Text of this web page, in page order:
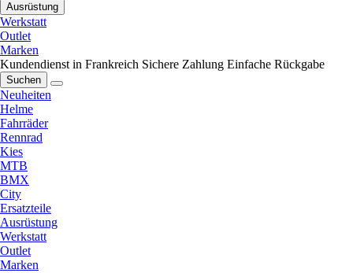
Ausrüstung
Werkstatt
Outlet
Marken
Kundendienst in Frankreich Sichere Zahlung Einfache Rückgabe
Suchen
Neuheiten
Helme
Fahrräder
Rennrad
Kies
MTB
BMX
City
Ersatzteile
Ausrüstung
Werkstatt
Outlet
Marken